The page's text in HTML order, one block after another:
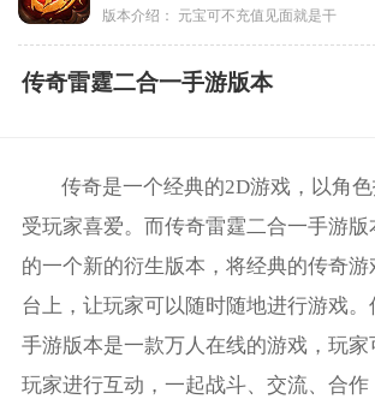
版本介绍：
元宝可不充值见面就是干
传奇雷霆二合一手游版本
传奇是一个经典的2D游戏，以角
受玩家喜爱。而传奇雷霆二合一手游
的一个新的衍生版本，将经典的传奇
台上，让玩家可以随时随地进行游戏
手游版本是一款万人在线的游戏，玩
玩家进行互动，一起战斗、交流、合